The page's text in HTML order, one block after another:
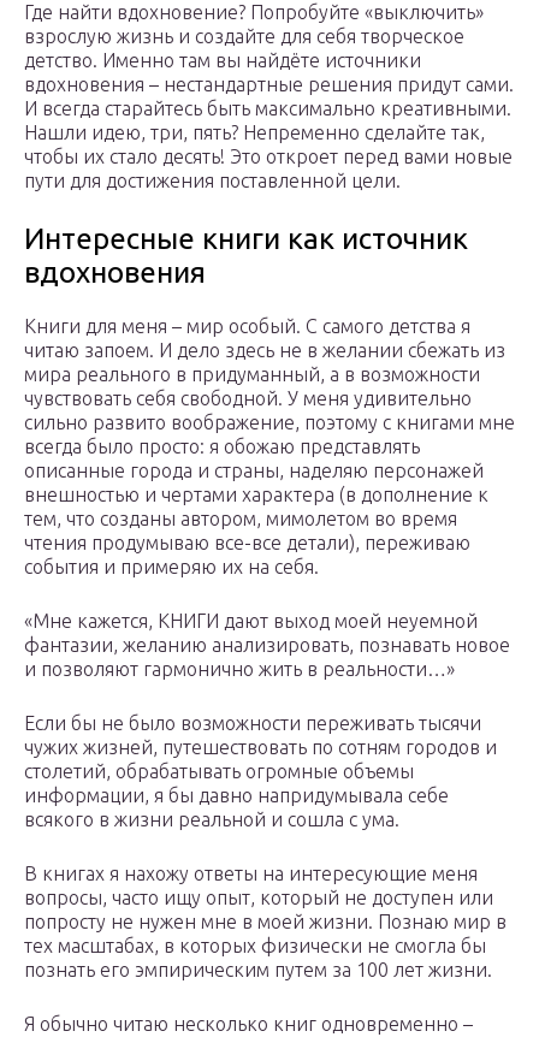
Где найти вдохновение? Попробуйте «выключить»
взрослую жизнь и создайте для себя творческое
детство. Именно там вы найдёте источники
вдохновения – нестандартные решения придут сами.
И всегда старайтесь быть максимально креативными.
Нашли идею, три, пять? Непременно сделайте так,
чтобы их стало десять! Это откроет перед вами новые
пути для достижения поставленной цели.
Интересные книги как источник
вдохновения
Книги для меня – мир особый. С самого детства я
читаю запоем. И дело здесь не в желании сбежать из
мира реального в придуманный, а в возможности
чувствовать себя свободной. У меня удивительно
сильно развито воображение, поэтому с книгами мне
всегда было просто: я обожаю представлять
описанные города и страны, наделяю персонажей
внешностью и чертами характера (в дополнение к
тем, что созданы автором, мимолетом во время
чтения продумываю все-все детали), переживаю
события и примеряю их на себя.
«Мне кажется, КНИГИ дают выход моей неуемной
фантазии, желанию анализировать, познавать новое
и позволяют гармонично жить в реальности…»
Если бы не было возможности переживать тысячи
чужих жизней, путешествовать по сотням городов и
столетий, обрабатывать огромные объемы
информации, я бы давно напридумывала себе
всякого в жизни реальной и сошла с ума.
В книгах я нахожу ответы на интересующие меня
вопросы, часто ищу опыт, который не доступен или
попросту не нужен мне в моей жизни. Познаю мир в
тех масштабах, в которых физически не смогла бы
познать его эмпирическим путем за 100 лет жизни.
Я обычно читаю несколько книг одновременно –